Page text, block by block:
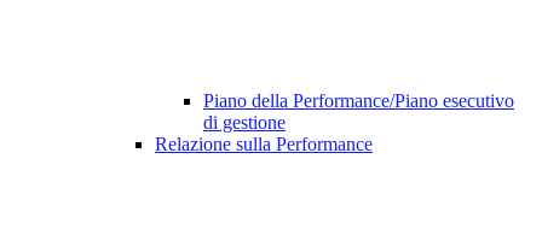
Piano della Performance/Piano esecutivo
di gestione
Relazione sulla Performance